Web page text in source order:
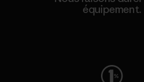
équipement.